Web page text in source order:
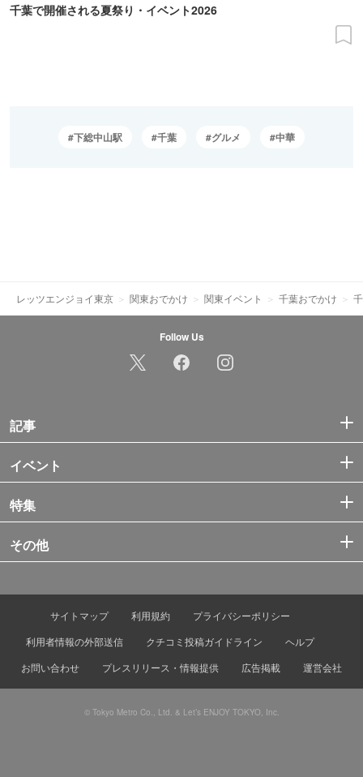
千葉で開催される夏祭り・イベント2026
下総中山駅 千葉 グルメ 中華
レッツエンジョイ東京 関東おでかけ 関東イベント 千葉おでかけ
Follow Us
記事
イベント
特集
その他
サイトマップ 利用規約
プライバシーポリシー
利用者情報の外部送信
クチコミ投稿ガイドライン
ヘルプ
お問い合わせ
プレスリリース・情報提供 広告掲載 運営会社
© Tokyo Metro Co., Ltd. & Let’s ENJOY TOKYO, Inc.